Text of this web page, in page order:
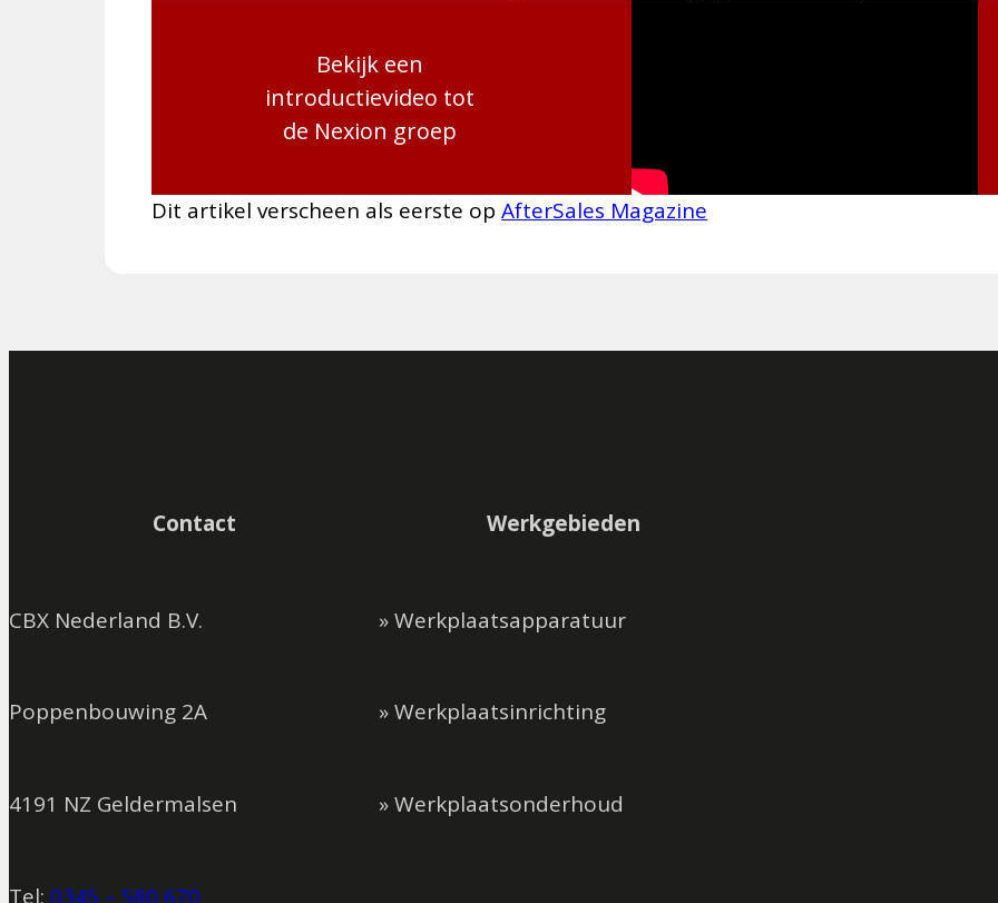
Bekijk een
introductievideo tot
de Nexion groep
Dit artikel verscheen als eerste opAfterSales Magazine
Contact
CBX Nederland B.V.
Poppenbouwing 2A
4191 NZ Geldermalsen
Tel: 0345 – 580 670
Werkgebieden
» Werkplaatsapparatuur
» Werkplaatsinrichting
» Werkplaatsonderhoud